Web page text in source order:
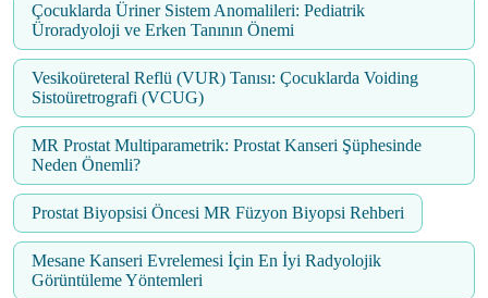
Çocuklarda Üriner Sistem Anomalileri: Pediatrik
Üroradyoloji ve Erken Tanının Önemi
Vesikoüreteral Reflü (VUR) Tanısı: Çocuklarda Voiding
Sistoüretrografi (VCUG)
MR Prostat Multiparametrik: Prostat Kanseri Şüphesinde
Neden Önemli?
Prostat Biyopsisi Öncesi MR Füzyon Biyopsi Rehberi
Mesane Kanseri Evrelemesi İçin En İyi Radyolojik
Görüntüleme Yöntemleri